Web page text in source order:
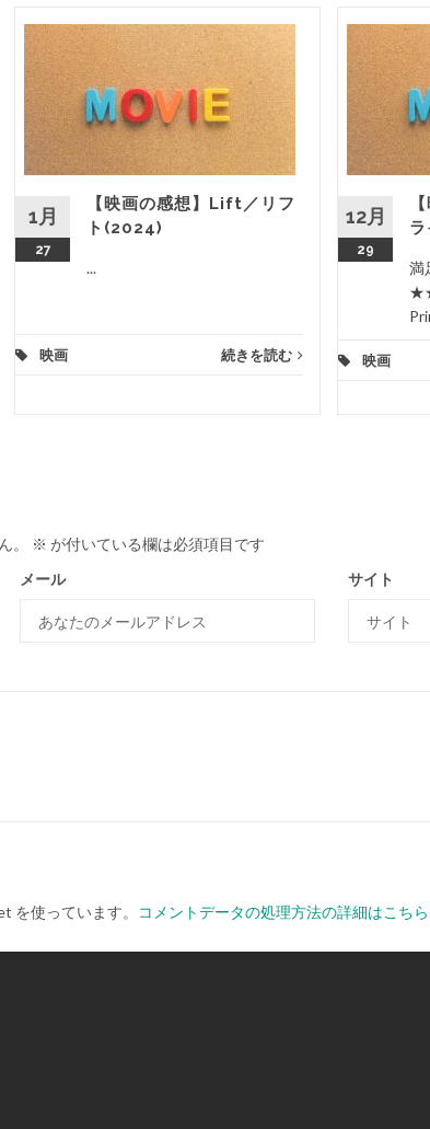
1月
27
【映画の感想】Lift／リフ
ト(2024)
...
映画 続きを読む
12月
29
満
映画
。 ※ が付いている欄は必須項目です
メール サイト
を使っています。 コメントデータの処理方法の詳細はこち